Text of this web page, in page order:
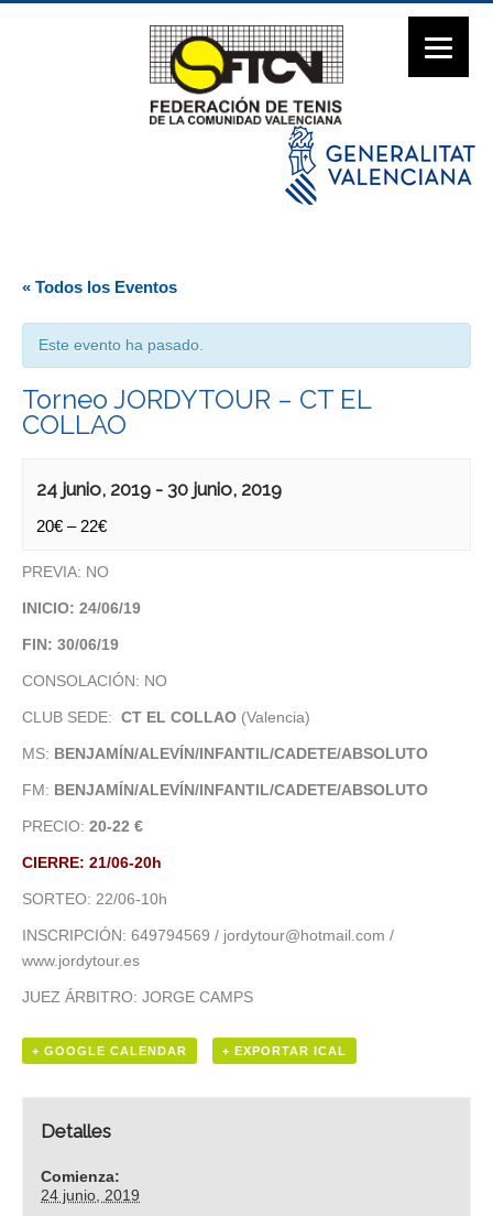
« Todos los Eventos
Este evento ha pasado.
Torneo JORDYTOUR – CT EL
COLLAO
24 junio, 2019 - 30 junio, 2019
20€ – 22€
PREVIA: NO
INICIO: 24/06/19
FIN: 30/06/19
CONSOLACIÓN: NO
CLUB SEDE: CT EL COLLAO (Valencia)
MS: BENJAMÍN/ALEVÍN/INFANTIL/CADETE/ABSOLUTO
FM: BENJAMÍN/ALEVÍN/INFANTIL/CADETE/ABSOLUTO
PRECIO: 20-22 €
CIERRE: 21/06-20h
SORTEO: 22/06-10h
INSCRIPCIÓN: 649794569 / jordytour@hotmail.com /
www.jordytour.es
JUEZ ÁRBITRO: JORGE CAMPS
+ GOOGLE CALENDAR + EXPORTAR ICAL
Detalles
Comienza:
24 junio, 2019